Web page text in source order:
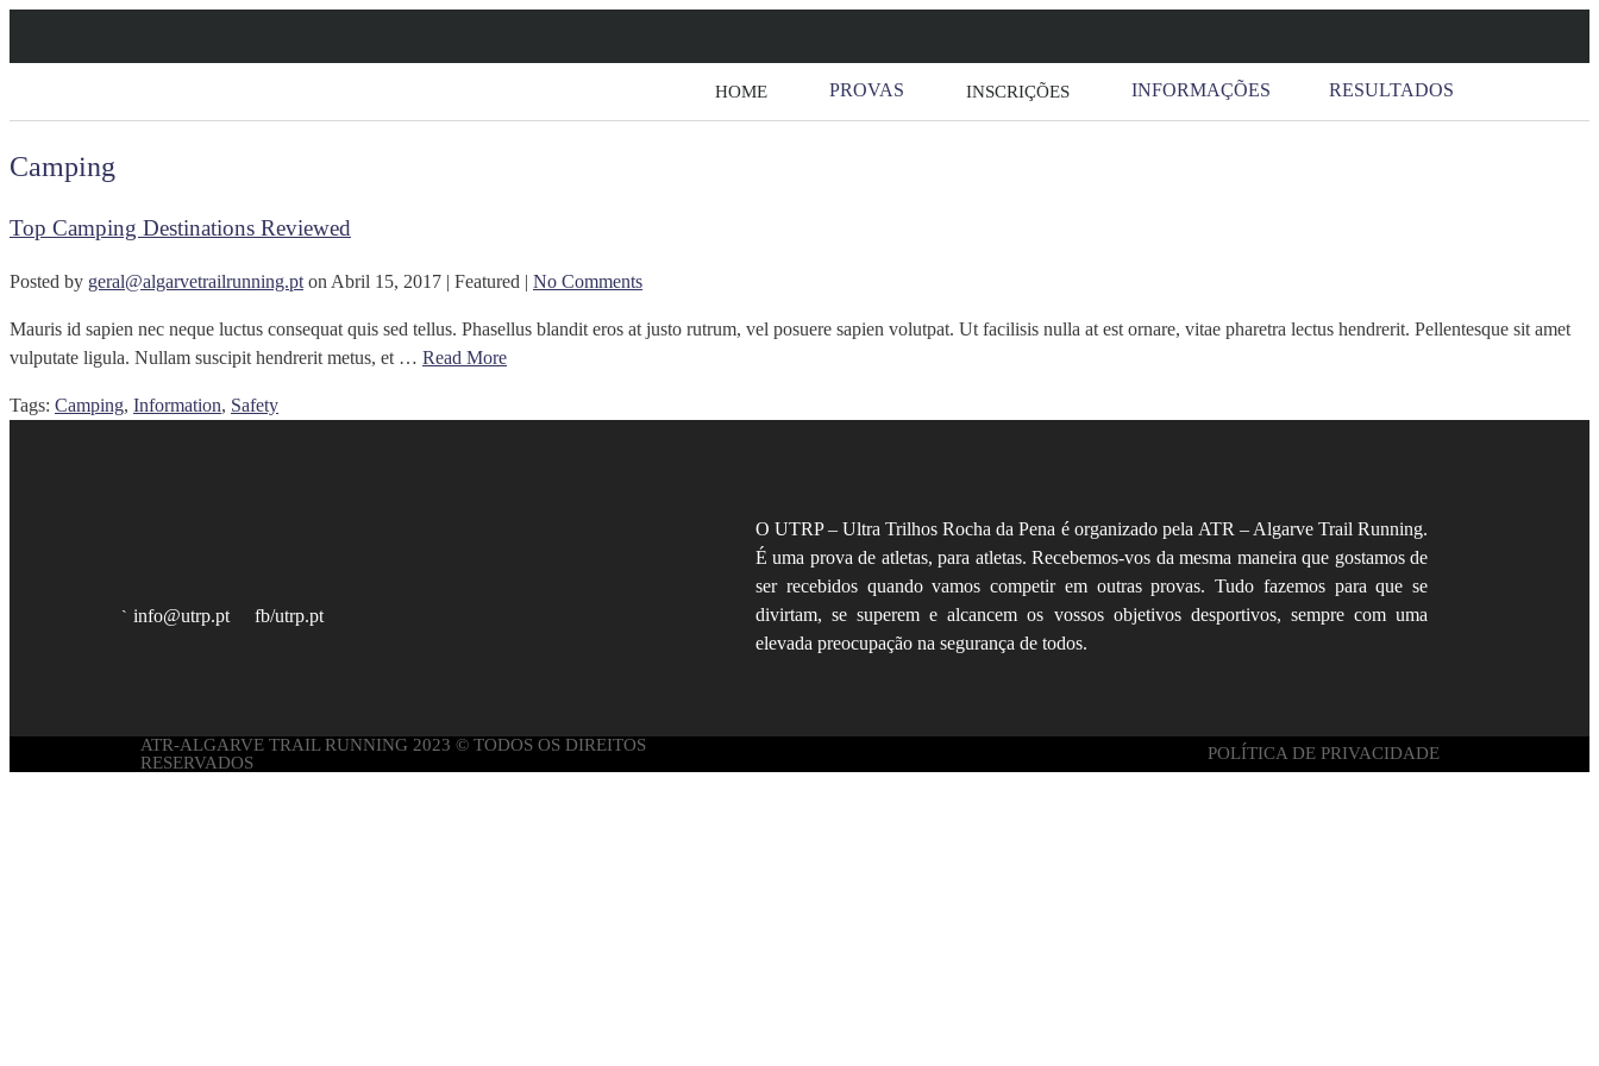
HOME PROVAS INSCRIÇÕES INFORMAÇÕES RESULTADOS
Camping
Top Camping Destinations Reviewed
Posted by geral@algarvetrailrunning.pt on Abril 15, 2017 | Featured | No Comments
Mauris id sapien nec neque luctus consequat quis sed tellus. Phasellus blandit eros at justo rutrum, vel posuere sapien volutpat. Ut facilisis nulla at est ornare, vitae pharetra lectus hendrerit. Pellentesque sit amet
vulputate ligula. Nullam suscipit hendrerit metus, et … Read More
Tags: Camping, Information, Safety
info@utrp.pt fb/utrp.pt
O UTRP – Ultra Trilhos Rocha da Pena é organizado pela ATR – Algarve Trail Running.
É uma prova de atletas, para atletas. Recebemos-vos da mesma maneira que gostamos de
ser recebidos quando vamos competir em outras provas. Tudo fazemos para que se
divirtam, se superem e alcancem os vossos objetivos desportivos, sempre com uma
elevada preocupação na segurança de todos.
ATR-ALGARVE TRAIL RUNNING 2023 © TODOS OS DIREITOS
RESERVADOS
POLÍTICA DE PRIVACIDADE